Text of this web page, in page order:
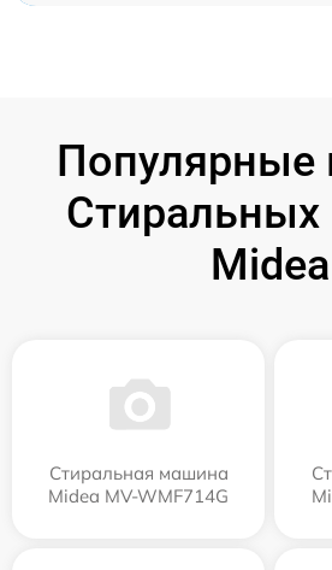
Популярные
Midea
Стиральная машина
Midea MV-WMF714G